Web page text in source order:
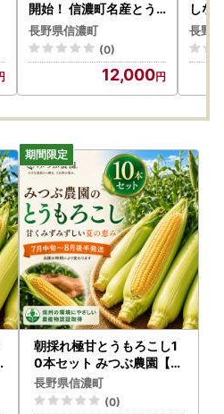
開始！ 信濃町名産とう
もろこし『ファームかず
とのゴールドラッシュ 1
0本セット』粒皮が薄く
生でも食べられる、フル
ーツを凌ぐほどの甘いと
月下旬～8月下旬出荷分
先行予約【長野県信濃町
ふるさと納税】
長野県信濃町
(0)
12,000
しな
振興
牧場
不使
酵で
野県
税】
長野
朝採れ極甘とうもろこし1
0本セット みつぶ農園【長
野県信濃町・数量限定】
長野県信濃町
(0)